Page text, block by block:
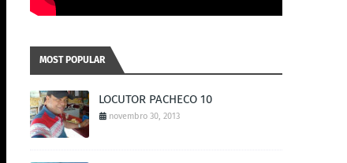
MOST POPULAR
LOCUTOR PACHECO 10
novembro 30, 2013